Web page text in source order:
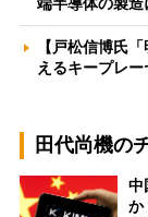
端半導体の製
【戸松信博氏
えるキープレ
田代尚機の
中
か